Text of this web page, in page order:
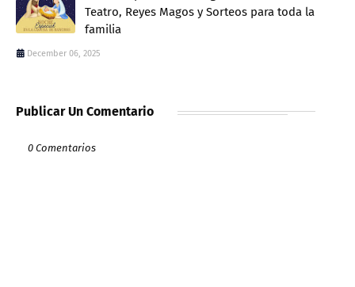
Teatro, Reyes Magos y Sorteos para toda la
familia
December 06, 2025
Publicar Un Comentario
0 Comentarios